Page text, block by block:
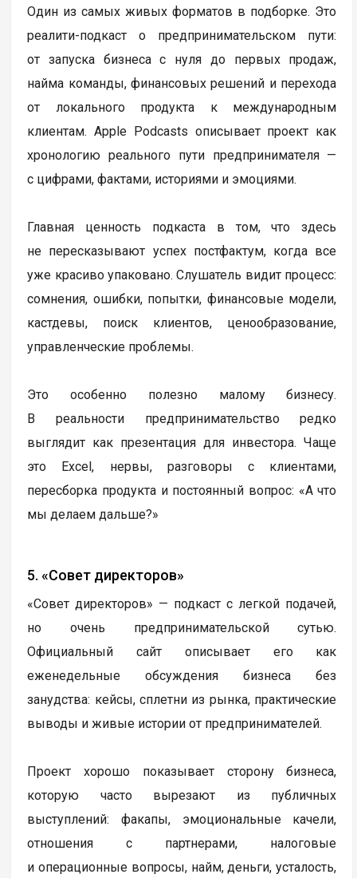
Один из самых живых форматов в подборке. Это
реалити-подкаст о предпринимательском пути:
от запуска бизнеса с нуля до первых продаж,
найма команды, финансовых решений и перехода
от локального продукта к международным
клиентам. Apple Podcasts описывает проект как
хронологию реального пути предпринимателя —
с цифрами, фактами, историями и эмоциями.
Главная ценность подкаста в том, что здесь
не пересказывают успех постфактум, когда все
уже красиво упаковано. Слушатель видит процесс:
сомнения, ошибки, попытки, финансовые модели,
кастдевы, поиск клиентов, ценообразование,
управленческие проблемы.
Это особенно полезно малому бизнесу.
В реальности предпринимательство редко
выглядит как презентация для инвестора. Чаще
это Excel, нервы, разговоры с клиентами,
пересборка продукта и постоянный вопрос: «А что
мы делаем дальше?»
5. «Совет директоров»
«Совет директоров» — подкаст с легкой подачей,
но очень предпринимательской сутью.
Официальный сайт описывает его как
еженедельные обсуждения бизнеса без
занудства: кейсы, сплетни из рынка, практические
выводы и живые истории от предпринимателей.
Проект хорошо показывает сторону бизнеса,
которую часто вырезают из публичных
выступлений: факапы, эмоциональные качели,
отношения с партнерами, налоговые
и операционные вопросы, найм, деньги, усталость,